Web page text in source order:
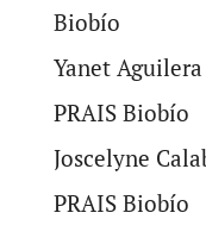
Biobío
Yanet
PRAIS Biobío
Joscelyne
PRAIS Biobío